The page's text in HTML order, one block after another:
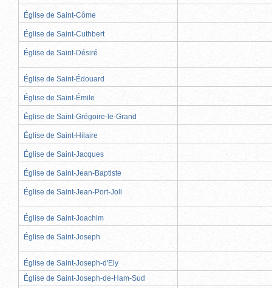
Église de Saint-Côme
Église de Saint-Cuthbert
Église de Saint-Désiré
Église de Saint-Édouard
Église de Saint-Émile
Église de Saint-Grégoire-le-Grand
Église de Saint-Hilaire
Église de Saint-Jacques
Église de Saint-Jean-Baptiste
Église de Saint-Jean-Port-Joli
Église de Saint-Joachim
Église de Saint-Joseph
Église de Saint-Joseph-d'Ely
Église de Saint-Joseph-de-Ham-Sud